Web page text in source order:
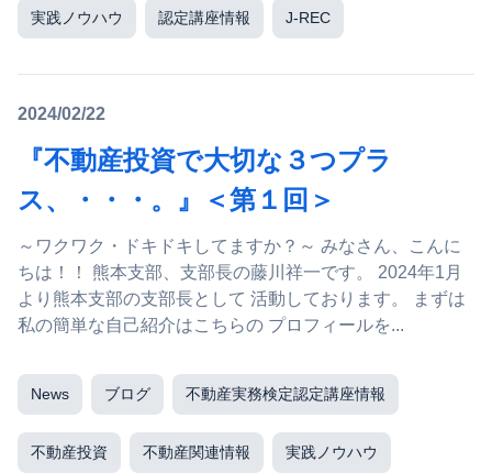
実践ノウハウ 認定講座情報 J-REC
2024/02/22
『不動産投資で大切な３つプラ
ス、・・・。』＜第１回＞
～ワクワク・ドキドキしてますか？～ みなさん、こんに
ちは！！ 熊本支部、支部長の藤川祥一です。 2024年1月
より熊本支部の支部長として 活動しております。 まずは
私の簡単な自己紹介はこちらの プロフィールを...
News ブログ 不動産実務検定認定講座情報
不動産投資 不動産関連情報 実践ノウハウ